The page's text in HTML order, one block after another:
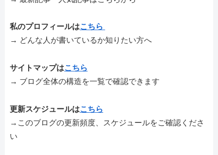
私のプロフィールはこちら
→ どんな人が書いているか知りたい方へ
サイトマップはこちら
→ ブログ全体の構造を一覧で確認できます
更新スケジュールはこちら
→このブログの更新頻度、スケジュールをご確認くださ
い